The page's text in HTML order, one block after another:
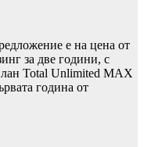
е на цена от
за две години, с
Total Unlimited MAX
година от